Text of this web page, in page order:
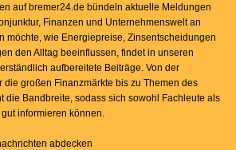
auf bremer24.de bündeln aktuelle Meldungen
Finanzen und Unternehmenswelt an
möchte, wie Energiepreise, Zinsentscheidungen
den Alltag beeinflussen, findet in unseren
aufbereitete Beiträge. Von der
die großen Finanzmärkte bis zu Themen des
die Bandbreite, sodass sich sowohl Fachleute als
informieren können.
abdecken